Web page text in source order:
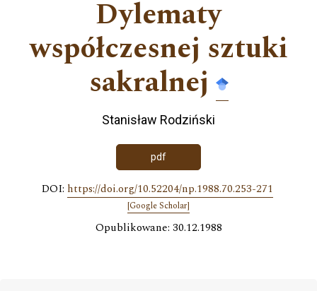
Dylematy
współczesnej sztuki
sakralnej
Stanisław Rodziński
pdf
DOI: https://doi.org/10.52204/np.1988.70.253-271
[Google Scholar]
Opublikowane: 30.12.1988